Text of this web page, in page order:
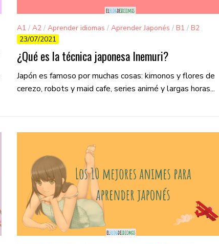
A1 / A2 / Aprender idiomas / Aprender Japonés / B1 / B2
/C1/C2/Curiosidades
23/07/2021
¿Qué es la técnica japonesa Inemuri?
Japón es famoso por muchas cosas: kimonos y flores de
cerezo, robots y maid cafe, series animé y largas horas...